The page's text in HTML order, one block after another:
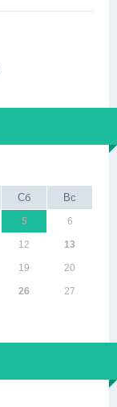
Сб Вс
5 6
12 13
19 20
26 27